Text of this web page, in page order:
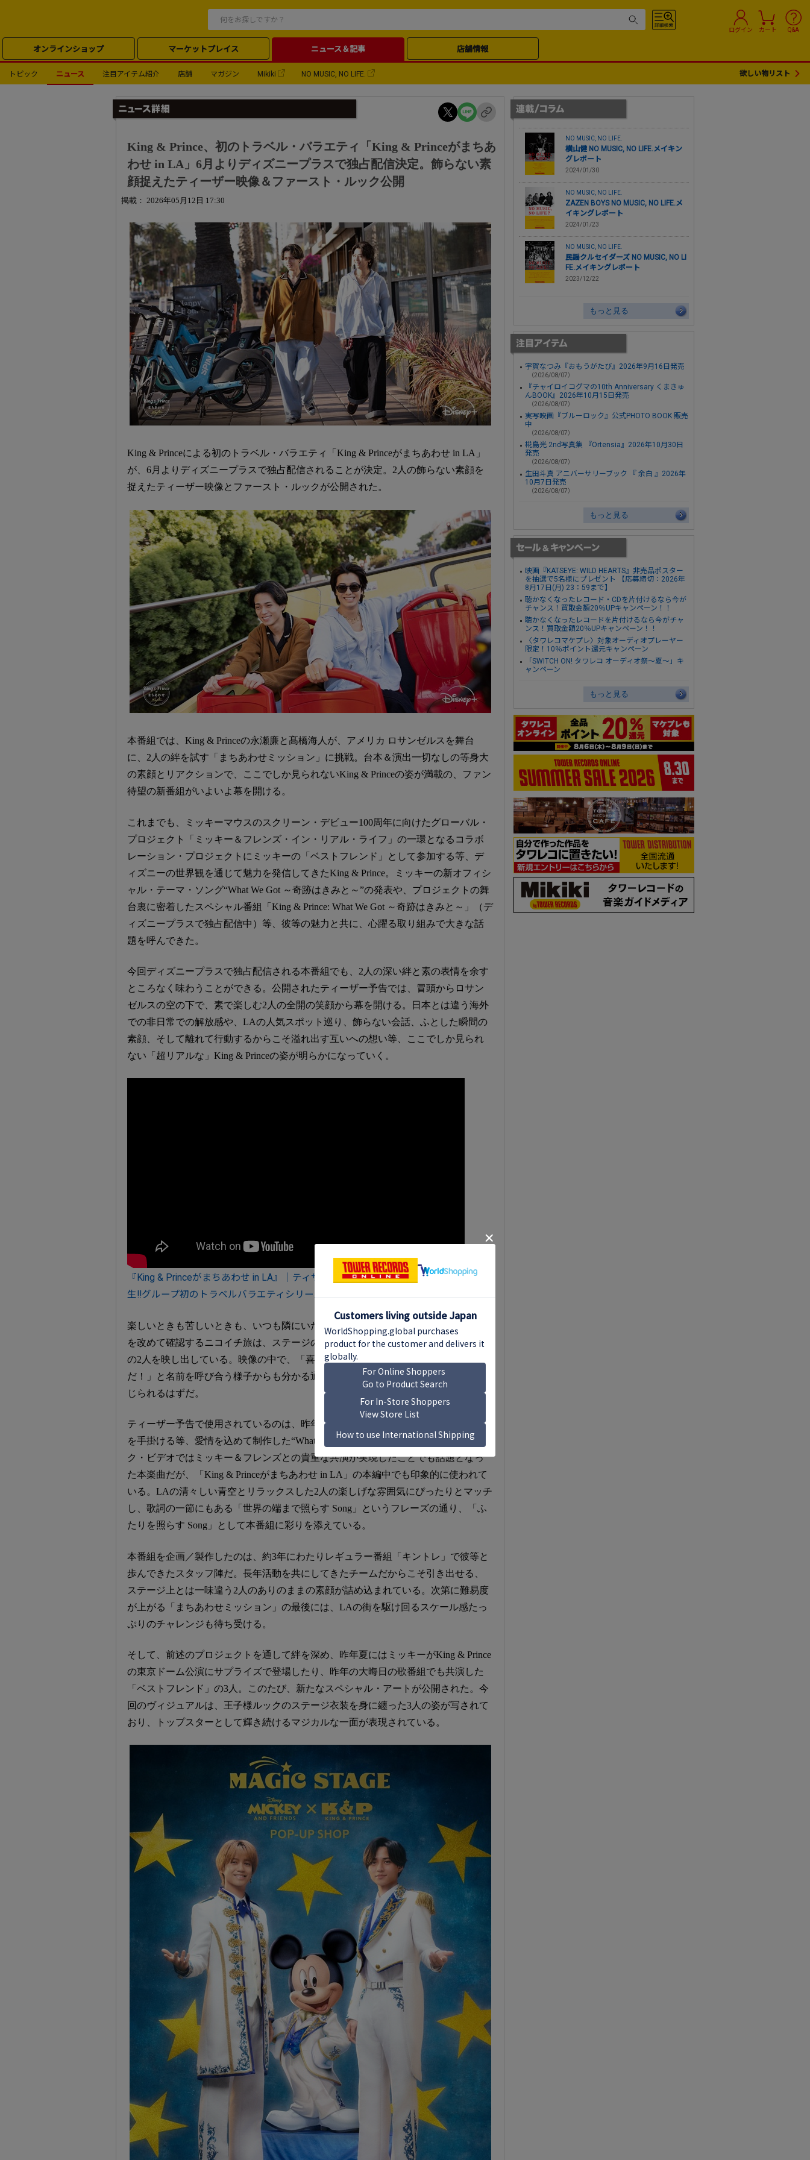
ログイン カート Q&A
オンラインショップ マーケットプレイス ニュース＆記事 店舗情報
トピック ニュース 注目アイテム紹介 店舗 マガジン Mikiki NO MUSIC, NO LIFE. 欲しい物リスト
King & Prince、初のトラベル・バラエティ「King & Princeがまちあ
わせ in LA」6月よりディズニープラスで独占配信決定。飾らない素
顔捉えたティーザー映像＆ファースト・ルック公開
掲載： 2026年05月12日 17:30
King & Princeによる初のトラベル・バラエティ「King & Princeがまちあわせ in LA」
が、6月よりディズニープラスで独占配信されることが決定。2人の飾らない素顔を
捉えたティーザー映像とファースト・ルックが公開された。
本番組では、King & Princeの永瀬廉と髙橋海人が、アメリカ ロサンゼルスを舞台
に、2人の絆を試す「まちあわせミッション」に挑戦。台本＆演出一切なしの等身大
の素顔とリアクションで、ここでしか見られないKing & Princeの姿が満載の、ファン
待望の新番組がいよいよ幕を開ける。
これまでも、ミッキーマウスのスクリーン・デビュー100周年に向けたグローバル・
プロジェクト「ミッキー＆フレンズ・イン・リアル・ライフ」の一環となるコラボ
レーション・プロジェクトにミッキーの「ベストフレンド」として参加する等、デ
ィズニーの世界観を通じて魅力を発信してきたKing & Prince。ミッキーの新オフィシ
ャル・テーマ・ソング“What We Got ～奇跡はきみと～”の発表や、プロジェクトの舞
台裏に密着したスペシャル番組「King & Prince: What We Got ～奇跡はきみと～」（デ
ィズニープラスで独占配信中）等、彼等の魅力と共に、心躍る取り組みで大きな話
題を呼んできた。
今回ディズニープラスで独占配信される本番組でも、2人の深い絆と素の表情を余す
ところなく味わうことができる。公開されたティーザー予告では、冒頭からロサン
ゼルスの空の下で、素で楽しむ2人の全開の笑顔から幕を開ける。日本とは違う海外
での非日常での解放感や、LAの人気スポット巡り、飾らない会話、ふとした瞬間の
素顔、そして離れて行動するからこそ溢れ出す互いへの想い等、ここでしか見られ
ない「超リアルな」King & Princeの姿が明らかになっていく。
『King & Princeがまちあわせ in LA』｜ティザー予告編｜King & Princeの新番組が誕
生!!グループ初のトラベルバラエティシリーズ｜Disney+ (ディズニープラス）
楽しいときも苦しいときも、いつも隣にいた永瀬廉と髙橋海人。そんな2人の「絆」
を改めて確認するニコイチ旅は、ステージの上で輝く姿ともまた違う、ありのまま
の2人を映し出している。映像の中で、「喜ぶぞ～海人」、「廉が居たとこ、ここ
だ！」と名前を呼び合う様子からも分かる通り、本編では仲良しな2人の絆をより感
じられるはずだ。
ティーザー予告で使用されているのは、昨年2025年にKing & Princeが自ら日本語訳詞
を手掛ける等、愛情を込めて制作した“What We Got ～奇跡はきみと～”。ミュージッ
ク・ビデオではミッキー＆フレンズとの貴重な共演が実現したことでも話題となっ
た本楽曲だが、「King & Princeがまちあわせ in LA」の本編中でも印象的に使われて
いる。LAの清々しい青空とリラックスした2人の楽しげな雰囲気にぴったりとマッチ
し、歌詞の一節にもある「世界の端まで照らす Song」というフレーズの通り、「ふ
たりを照らす Song」として本番組に彩りを添えている。
本番組を企画／製作したのは、約3年にわたりレギュラー番組「キントレ」で彼等と
歩んできたスタッフ陣だ。長年活動を共にしてきたチームだからこそ引き出せる、
ステージ上とは一味違う2人のありのままの素顔が詰め込まれている。次第に難易度
が上がる「まちあわせミッション」の最後には、LAの街を駆け回るスケール感たっ
ぷりのチャレンジも待ち受ける。
そして、前述のプロジェクトを通して絆を深め、昨年夏にはミッキーがKing & Prince
の東京ドーム公演にサプライズで登場したり、昨年の大晦日の歌番組でも共演した
「ベストフレンド」の3人。このたび、新たなスペシャル・アートが公開された。今
回のヴィジュアルは、王子様ルックのステージ衣装を身に纏った3人の姿が写されて
おり、トップスターとして輝き続けるマジカルな一面が表現されている。
NO MUSIC, NO LIFE.
横山健 NO MUSIC, NO LIFE.メイキン
グレポート
2024/01/30
NO MUSIC, NO LIFE.
ZAZEN BOYS NO MUSIC, NO LIFE.メ
イキングレポート
2024/01/23
NO MUSIC, NO LIFE.
民謡クルセイダーズ NO MUSIC, NO LI
FE.メイキングレポート
2023/12/22
もっと見る
宇賀なつみ『おもうがたび』2026年9月16日発売
（2026/08/07）
『チャイロイコグマの10th Anniversary くまきゅ
んBOOK』2026年10月15日発売
（2026/08/07）
実写映画『ブルーロック』公式PHOTO BOOK 販売
中
（2026/08/07）
椛島光 2nd写真集 『Ortensia』2026年10月30日
発売
（2026/08/07）
生田斗真 アニバーサリーブック 『 余白 』2026年
10月7日発売
（2026/08/07）
もっと見る
映画『KATSEYE: WILD HEARTS』非売品ポスター
を抽選で5名様にプレゼント 【応募締切：2026年
8月17日(月) 23：59まで】
聴かなくなったレコード・CDを片付けるなら今が
チャンス！買取金額20％UPキャンペーン！！
聴かなくなったレコードを片付けるなら今がチャ
ンス！買取金額20％UPキャンペーン！！
〈タワレコマケプレ〉対象オーディオプレーヤー
限定！10％ポイント還元キャンペーン
「SWITCH ON! タワレコ オーディオ祭～夏～」キ
ャンペーン
もっと見る